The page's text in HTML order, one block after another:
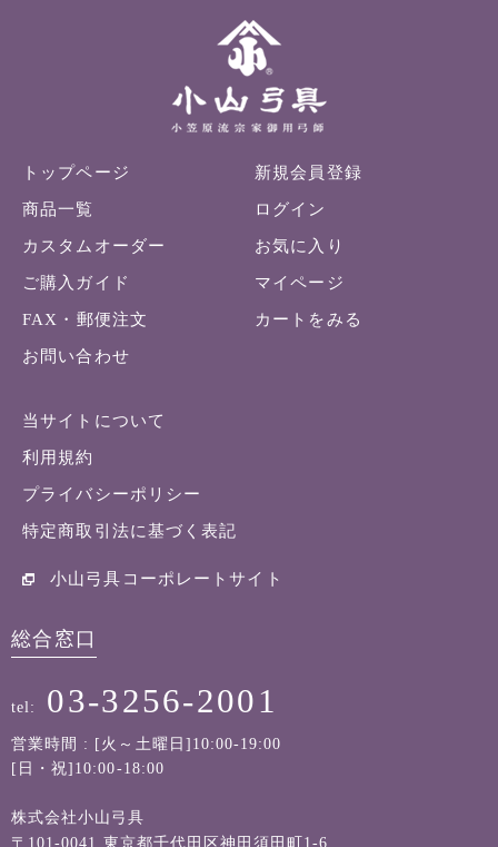
トップページ
商品一覧
カスタムオーダー
ご購入ガイド
FAX・郵便注文
お問い合わせ
新規会員登録
ログイン
お気に入り
マイページ
カートをみる
当サイトについて
利用規約
プライバシーポリシー
特定商取引法に基づく表記
小山弓具コーポレートサイト
総合窓口
tel: 03-3256-2001
営業時間 : [火～土曜日]10:00-19:00
[日・祝]10:00-18:00
株式会社小山弓具
〒101-0041 東京都千代田区神田須田町1-6